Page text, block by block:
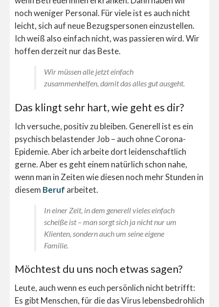
noch weniger Personal. Für viele ist es auch nicht
leicht, sich auf neue Bezugspersonen einzustellen.
Ich weiß also einfach nicht, was passieren wird. Wir
hoffen derzeit nur das Beste.
Wir müssen alle jetzt einfach
zusammenhelfen, damit das alles gut ausgeht.
Das klingt sehr hart, wie geht es dir?
Ich versuche, positiv zu bleiben. Generell ist es ein
psychisch belastender Job – auch ohne Corona-
Epidemie. Aber ich arbeite dort leidenschaftlich
gerne. Aber es geht einem natürlich schon nahe,
wenn man in Zeiten wie diesen noch mehr Stunden in
diesem Beruf arbeitet.
In einer Zeit, in dem generell vieles einfach
scheiße ist – man sorgt sich ja nicht nur um
Klienten, sondern auch um seine eigene
Familie.
Möchtest du uns noch etwas sagen?
Leute, auch wenn es euch persönlich nicht betrifft:
Es gibt Menschen, für die das Virus lebensbedrohlich